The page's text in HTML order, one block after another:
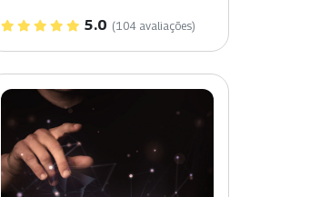
5.0 (104 avaliações)